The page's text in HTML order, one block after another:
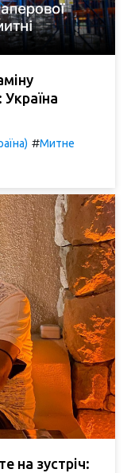
#Митне
на зустріч: